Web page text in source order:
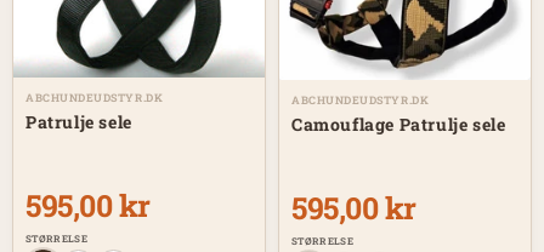
ABCHUNDEUDSTYR.DK
Patrulje sele
595,00 kr
STØRRELSE
ABCHUNDEUDSTYR.DK
Camouflage Patrulje sele
595,00 kr
STØRRELSE